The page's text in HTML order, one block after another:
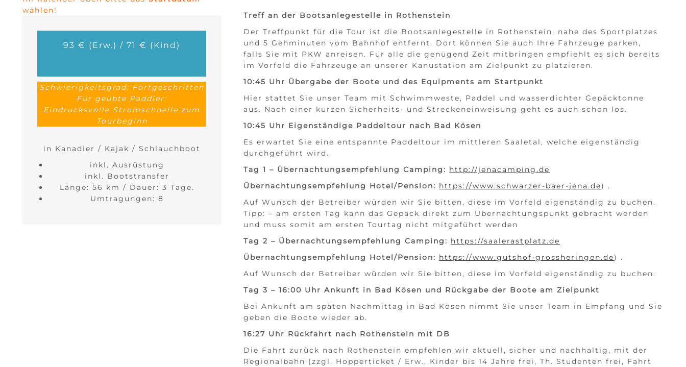
wählen!
93 € (Erw.) / 71 € (Kind)
Schwierigkeitsgrad: Fortgeschritten
Für geübte Paddler:
Eindrucksvolle Stromschnelle zum
Tourbeginn
in Kanadier / Kajak / Schlauchboot
inkl. Ausrüstung
inkl. Bootstransfer
Länge: 56 km / Dauer: 3 Tage.
Umtragungen: 8
Treff an der Bootsanlegestelle in Rothenstein
Der Treffpunkt für die Tour ist die Bootsanlegestelle in Rothenstein, nahe des Sportplatzes
und 5 Gehminuten vom Bahnhof entfernt. Dort können Sie auch Ihre Fahrzeuge parken,
falls Sie mit PKW anreisen. Für alle die genügend Zeit mitbringen empfiehlt es sich bereits
im Vorfeld die Fahrzeuge an unserer Kanustation am Zielpunkt zu platzieren.
10:45 Uhr Übergabe der Boote und des Equipments am Startpunkt
Hier stattet Sie unser Team mit Schwimmweste, Paddel und wasserdichter Gepäcktonne
aus. Nach einer kurzen Sicherheits- und Streckeneinweisung geht es auch schon los.
10:45 Uhr Eigenständige Paddeltour nach Bad Kösen
Es erwartet Sie eine entspannte Paddeltour im mittleren Saaletal, welche eigenständig
durchgeführt wird.
Tag 1 – Übernachtungsempfehlung Camping: http://jenacamping.de
Übernachtungsempfehlung Hotel/Pension: https://www.schwarzer-baer-jena.de) .
Auf Wunsch der Betreiber würden wir Sie bitten, diese im Vorfeld eigenständig zu buchen.
Tipp: – am ersten Tag kann das Gepäck direkt zum Übernachtungspunkt gebracht werden
und muss somit am ersten Tourtag nicht mitgeführt werden
Tag 2 – Übernachtungsempfehlung Camping: https://saalerastplatz.de
Übernachtungsempfehlung Hotel/Pension: https://www.gutshof-grossheringen.de) .
Auf Wunsch der Betreiber würden wir Sie bitten, diese im Vorfeld eigenständig zu buchen.
Tag 3 – 16:00 Uhr Ankunft in Bad Kösen und Rückgabe der Boote am Zielpunkt
Bei Ankunft am späten Nachmittag in Bad Kösen nimmt Sie unser Team in Empfang und Sie
geben die Boote wieder ab.
16:27 Uhr Rückfahrt nach Rothenstein mit DB
Die Fahrt zurück nach Rothenstein empfehlen wir aktuell, sicher und nachhaltig, mit der
Regionalbahn (zzgl. Hopperticket / Erw., Kinder bis 14 Jahre frei, Th. Studenten frei, Fahrt